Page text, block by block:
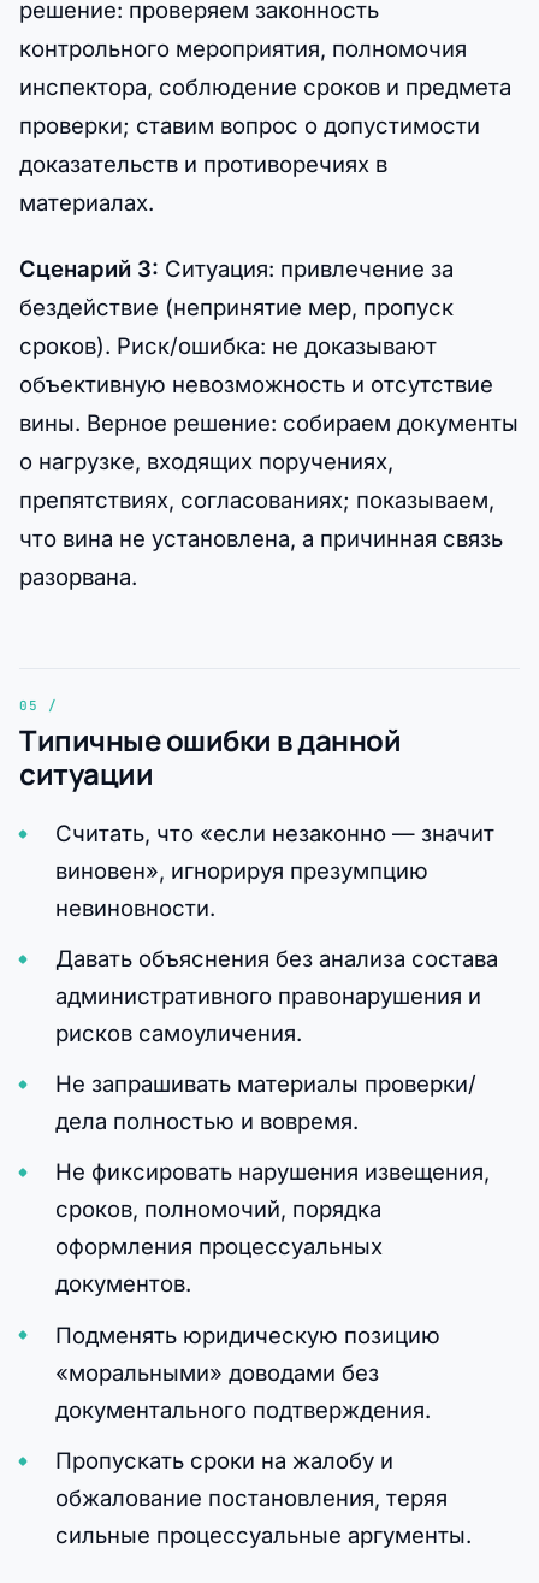
решение: проверяем законность
контрольного мероприятия, полномочия
инспектора, соблюдение сроков и предмета
проверки; ставим вопрос о допустимости
доказательств и противоречиях в
материалах.
Сценарий 3: Ситуация: привлечение за
бездействие (непринятие мер, пропуск
сроков). Риск/ошибка: не доказывают
объективную невозможность и отсутствие
вины. Верное решение: собираем документы
о нагрузке, входящих поручениях,
препятствиях, согласованиях; показываем,
что вина не установлена, а причинная связь
разорвана.
Типичные ошибки в данной
ситуации
Считать, что «если незаконно — значит
виновен», игнорируя презумпцию
невиновности.
Давать объяснения без анализа состава
административного правонарушения и
рисков самоуличения.
Не запрашивать материалы проверки/
дела полностью и вовремя.
Не фиксировать нарушения извещения,
сроков, полномочий, порядка
оформления процессуальных
документов.
Подменять юридическую позицию
«моральными» доводами без
документального подтверждения.
Пропускать сроки на жалобу и
обжалование постановления, теряя
сильные процессуальные аргументы.